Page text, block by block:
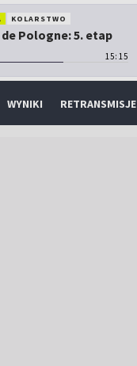
KOLARSTWO
Pologne: 5. etap
15:15
WYNIKI RETRANSMISJE